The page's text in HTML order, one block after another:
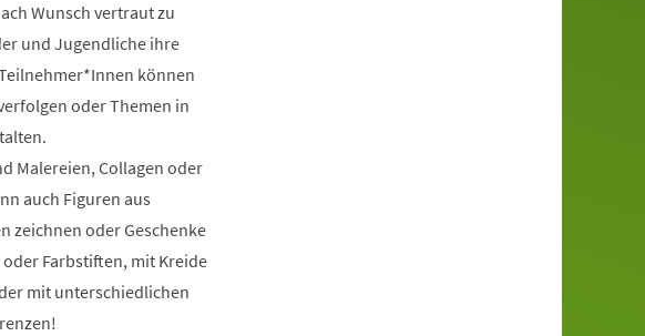
Wunsch vertraut zu
und Jugendliche ihre
können
oder Themen in
Malereien, Collagen oder
auch Figuren aus
zeichnen oder Geschenke
Farbstiften, mit Kreide
mit unterschiedlichen